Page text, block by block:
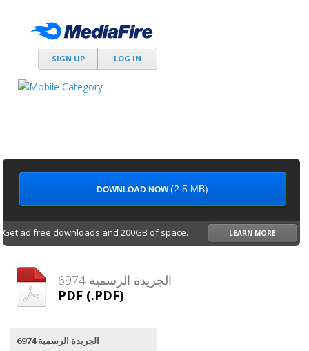
SIGN UP LOG IN
Get ad free downloads and 200GB of space. LEARN MORE
الجريدة الرسمية 6974
PDF (.PDF)
الجريدة الرسمية 6974
DOWNLOAD NOW(2.5 MB)